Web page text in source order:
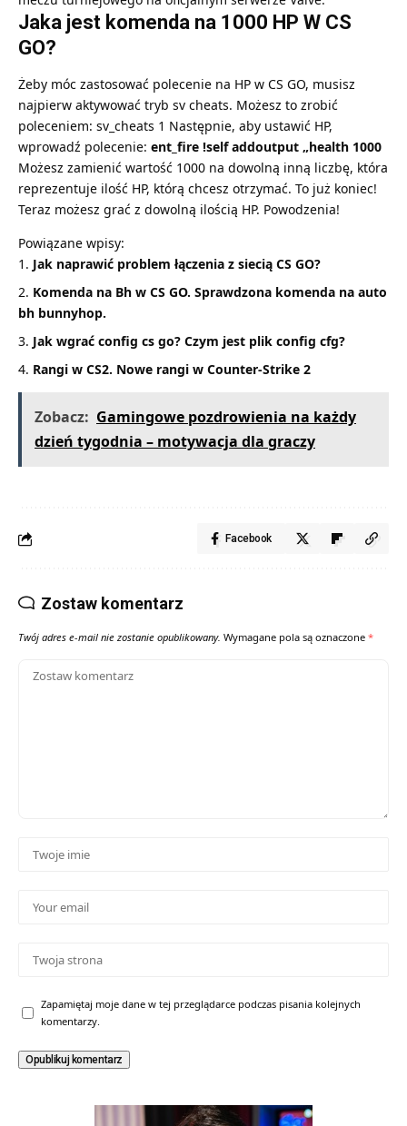
Jaka jest komenda na 1000 HP W CS
GO?
Żeby móc zastosować polecenie na HP w CS GO, musisz
najpierw aktywować tryb sv cheats. Możesz to zrobić
poleceniem: sv_cheats 1 Następnie, aby ustawić HP,
wprowadź polecenie: ent_fire !self addoutput „health 1000
Możesz zamienić wartość 1000 na dowolną inną liczbę, która
reprezentuje ilość HP, którą chcesz otrzymać. To już koniec!
Teraz możesz grać z dowolną ilością HP. Powodzenia!
Powiązane wpisy:
Jak naprawić problem łączenia z siecią CS GO?
Komenda na Bh w CS GO. Sprawdzona komenda na auto
bh bunnyhop.
Jak wgrać config cs go? Czym jest plik config cfg?
Rangi w CS2. Nowe rangi w Counter-Strike 2
Zobacz: Gamingowe pozdrowienia na każdy
dzień tygodnia – motywacja dla graczy
Facebook
Zostaw komentarz
Twój adres e-mail nie zostanie opublikowany. Wymagane pola są oznaczone *
Zapamiętaj moje dane w tej przeglądarce podczas pisania kolejnych
komentarzy.